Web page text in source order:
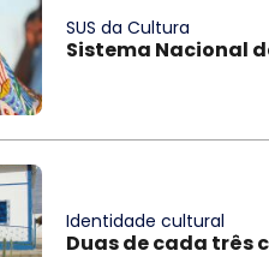
SUS da Cultura
Sistema Nacional
Identidade cultural
Duas de cada três